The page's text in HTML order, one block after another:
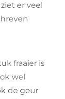
er veel
fraaier is
wel
de geur